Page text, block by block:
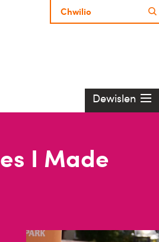
Dewislen
I Made